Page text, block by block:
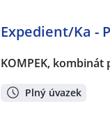
Expedient/Ka -
KOMPEK,
Plný úvazek